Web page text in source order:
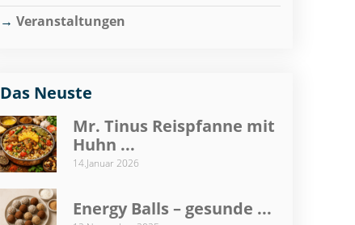
Veranstaltungen
Das Neuste
Mr. Tinus Reispfanne mit
Huhn ...
14.Januar 2026
Energy Balls – gesunde ...